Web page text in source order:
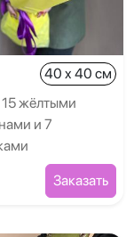
40 x 40 см
15 жёлтыми
и 7
Заказать